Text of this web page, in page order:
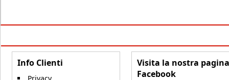
Info Clienti
Visita la nostra pagina
Facebook